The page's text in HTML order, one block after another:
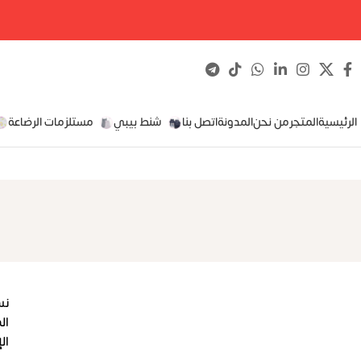
الرئيسيةالمتجرمن نحنالمدونةاتصل بنا شنط بيبي مستلزمات الرضاعة